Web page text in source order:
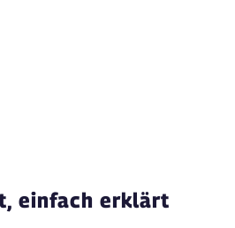
einfach erklärt